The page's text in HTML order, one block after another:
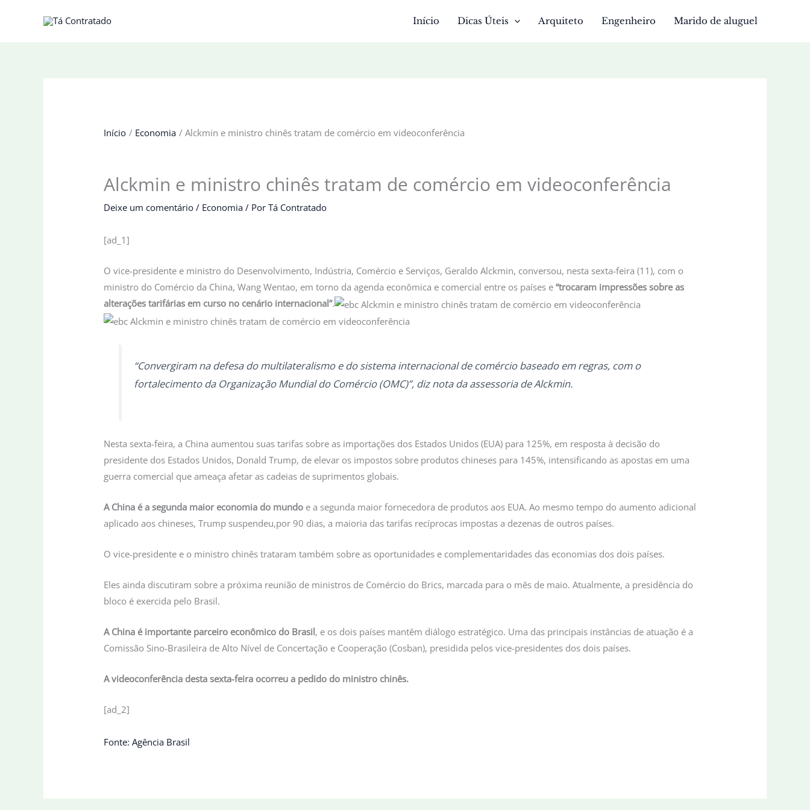
Início Dicas Úteis Arquiteto Engenheiro Marido de aluguel
Início Economia Alckmin e ministro chinês tratam de comércio em videoconferência
Alckmin e ministro chinês tratam de comércio em videoconferência
Deixe um comentário / Economia / PorTá Contratado
[ad_1]
O vice-presidente e ministro do Desenvolvimento, Indústria, Comércio e Serviços, Geraldo Alckmin, conversou, nesta sexta-feira (11), com o
ministro do Comércio da China, Wang Wentao, em torno da agenda econômica e comercial entre os países e“trocaram impressões sobre as
alterações tarifárias em curso no cenário internacional”.
“Convergiram na defesa do multilateralismo e do sistema internacional de comércio baseado em regras, com o
fortalecimento da Organização Mundial do Comércio (OMC)”, diz nota da assessoria de Alckmin.
Nesta sexta-feira, a China aumentou suas tarifas sobre as importações dos Estados Unidos (EUA) para 125%, em resposta à decisão do
presidente dos Estados Unidos, Donald Trump, de elevar os impostos sobre produtos chineses para 145%, intensificando as apostas em uma
guerra comercial que ameaça afetar as cadeias de suprimentos globais.
A China é a segunda maior economia do mundo e a segunda maior fornecedora de produtos aos EUA. Ao mesmo tempo do aumento adicional
aplicado aos chineses, Trump suspendeu,por 90 dias, a maioria das tarifas recíprocas impostas a dezenas de outros países.
O vice-presidente e o ministro chinês trataram também sobre as oportunidades e complementaridades das economias dos dois países.
Eles ainda discutiram sobre a próxima reunião de ministros de Comércio do Brics, marcada para o mês de maio. Atualmente, a presidência do
bloco é exercida pelo Brasil.
A China é importante parceiro econômico do Brasil, e os dois países mantêm diálogo estratégico. Uma das principais instâncias de atuação é a
Comissão Sino-Brasileira de Alto Nível de Concertação e Cooperação (Cosban), presidida pelos vice-presidentes dos dois países.
A videoconferência desta sexta-feira ocorreu a pedido do ministro chinês.
[ad_2]
Fonte: Agência Brasil